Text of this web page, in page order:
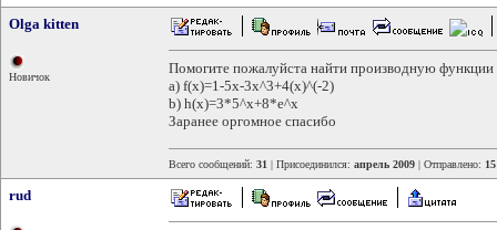
Olga kitten
Новичок
Помогите пожалуйста найти производную функции
а) f(x)=1-5x-3x^3+4(x)^(-2)
b) h(x)=3*5^x+8*e^x
Заранее оргомное спасибо
Всего сообщений: 31 | Присоединился: апрель 2009 | Отправлено:
rud